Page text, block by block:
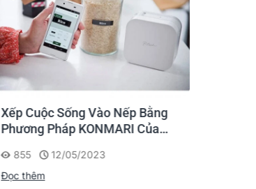
Xếp Cuộc Sống Vào Nếp Bằng
Phương Pháp KONMARI Của
855
12/05/2023
Đọc thêm